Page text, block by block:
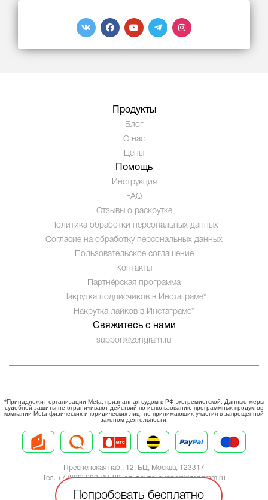
Попробовать бесплатно
Продукты
Блог
О нас
Цены
Помощь
Инструкция
FAQ
Отзывы о раскрутке
Политика обработки персональных данных
Согласие на обработку персональных данных
Пользовательское соглашение
Контакты
Партнёрская программа
Накрутка подписчиков в Инстаграме*
Накрутка лайков в Инстаграме*
Свяжитесь с нами
support@zengram.ru
*Принадлежит организации Meta, признанная судом в РФ экстремистской. Данные меры
судебной защиты не ограничивают действий по использованию программных продуктов
компании Meta физических и юридических лиц, не принимающих участия в запрещенной
законом деятельности.
Пресненская наб., 12, БЦ, Москва, 123317
Тел. +7 (800) 600-39-28, эл. почта:support@zengram.ru